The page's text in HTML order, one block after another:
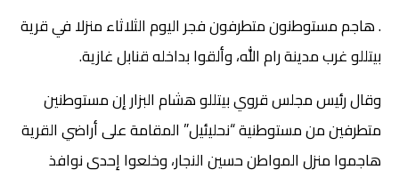
. هاجم مستوطنون متطرفون فجر اليوم الثلاثاء منزلا في قرية
بيتللو غرب مدينة رام الله، وألقوا بداخله قنابل غازية.
وقال رئيس مجلس قروي بيتللو هشام البزار إن مستوطنين
متطرفين من مستوطنية “نحليئيل” المقامة على أراضي القرية
هاجموا منزل المواطن حسين النجار، وخلعوا إحدى نوافذ